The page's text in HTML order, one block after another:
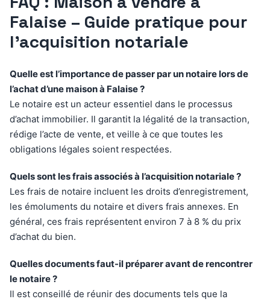
Falaise – Guide pratique pour
l’acquisition notariale
Quelle est l’importance de passer par un notaire lors de
l’achat d’une maison à Falaise ?
Le notaire est un acteur essentiel dans le processus
d’achat immobilier. Il garantit la légalité de la transaction,
rédige l’acte de vente, et veille à ce que toutes les
obligations légales soient respectées.
Quels sont les frais associés à l’acquisition notariale ?
Les frais de notaire incluent les droits d’enregistrement,
les émoluments du notaire et divers frais annexes. En
général, ces frais représentent environ 7 à 8 % du prix
d’achat du bien.
Quelles documents faut-il préparer avant de rencontrer
le notaire ?
Il est conseillé de réunir des documents tels que la